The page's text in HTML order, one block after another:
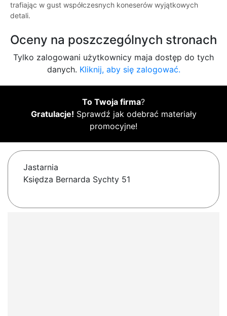
trafiając w gust współczesnych koneserów wyjątkowych
detali.
Oceny na poszczególnych stronach
Tylko zalogowani użytkownicy maja dostęp do tych
danych. Kliknij, aby się zalogować.
To Twoja firma?
Gratulacje! Sprawdź jak odebrać materiały
promocyjne!
Jastarnia
Księdza Bernarda Sychty 51